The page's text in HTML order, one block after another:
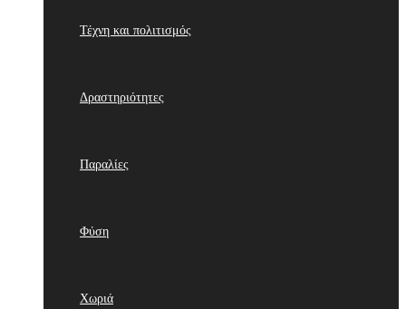
Τέχνη και πολιτισμός
Δραστηριότητες
Παραλίες
Φύση
Χωριά